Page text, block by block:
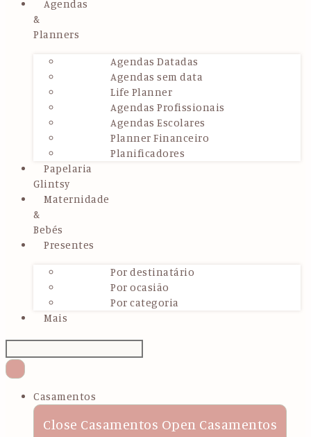
Agendas
&
Planners
Agendas Datadas
Agendas sem data
Life Planner
Agendas Profissionais
Agendas Escolares
Planner Financeiro
Planificadores
Papelaria
Glintsy
Maternidade
&
Bebés
Presentes
Por destinatário
Por ocasião
Por categoria
Mais
Casamentos
Close Casamentos Open Casamentos